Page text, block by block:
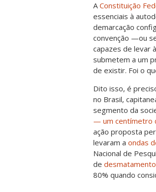
AConstituição
essenciais à
demarcação
convenção —ou
capazes de levar
submetem a um
de existir. Foi o
Dito isso, é
no Brasil,
segmento da
— um centímetro
ação proposta
levaram a ondas
Nacional de
de desmatamento
80% quando